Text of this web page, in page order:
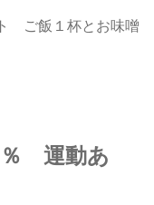
飯１杯とお味噌
運動あ